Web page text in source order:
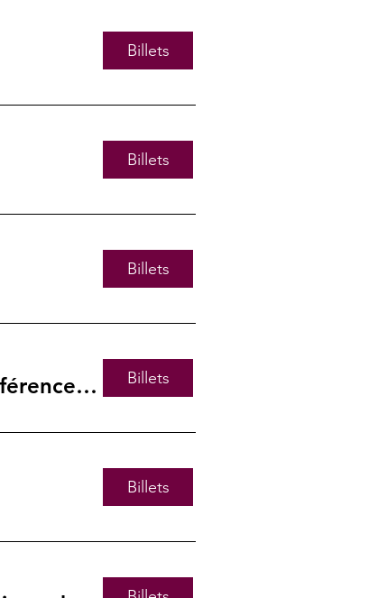
Billets
Billets
Billets
Festival Pierre-Mercure : 100e anniversaire, conférence et concert Billets
Billets